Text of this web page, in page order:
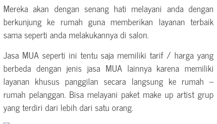
Mereka akan dengan senang hati melayani anda dengan
berkunjung ke rumah guna memberikan layanan terbaik
sama seperti anda melakukannya di salon.
Jasa MUA seperti ini tentu saja memiliki tarif / harga yang
berbeda dengan jenis jasa MUA lainnya karena memiliki
layanan khusus panggilan secara langsung ke rumah –
rumah pelanggan. Bisa melayani paket make up artist grup
yang terdiri dari lebih dari satu orang.